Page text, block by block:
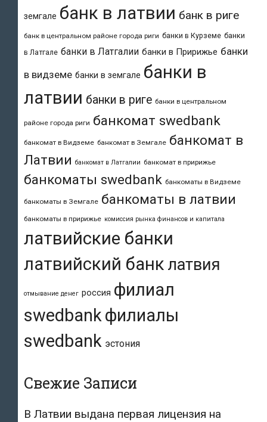
земгале банк в латвии банк в риге
банк в центральном районе города риги банки в Курземе банки
в Латгале банки в Латгалии банки в Пририжье банки
в видземе банки в земгале банки в
латвии банки в риге банки в центральном
районе города риги банкомат swedbank
банкомат в Видземе банкомат в Земгале банкомат в
Латвии банкомат в Латгалии банкомат в пририжье
банкоматы swedbank банкоматы в Видземе
банкоматы в Земгале банкоматы в латвии
банкоматы в пририжье комиссия рынка финансов и капитала
латвийские банки
латвийский банк латвия
отмывание денег россия филиал
swedbankфилиалы
swedbank эстония
Свежие Записи
В Латвии выдана первая лицензия на